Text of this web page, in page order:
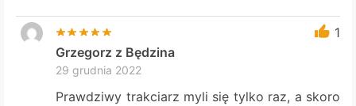
1
Grzegorz z Będzina
29 grudnia 2022
Prawdziwy trakciarz myli się tylko raz, a skoro